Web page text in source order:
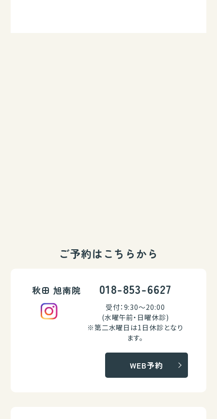
ご予約はこちらから
秋田 旭南院 018-853-6627
受付：9:30～20:00
(水曜午前・日曜休診)
※第二水曜日は1日休診となり
ます。
WEB予約